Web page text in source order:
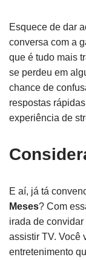
Esquece de dar
conversa com a
que é tudo mais
se perdeu em
chance de
respostas
experiência de
E aí, já tá
Meses? Com
irada de
assistir TV. Você
entretenimento